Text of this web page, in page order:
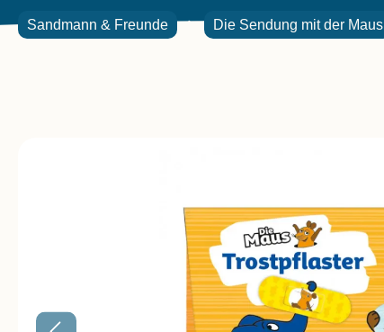
Sandmann & Freunde Die Sendung mit der Maus